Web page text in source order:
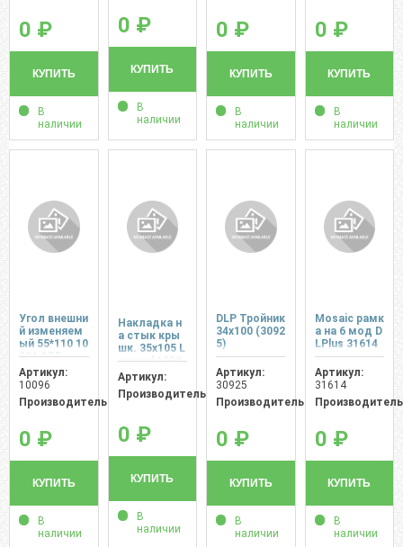
0 ₽
КУПИТЬ
В
наличии
0 ₽
КУПИТЬ
В
наличии
0 ₽
КУПИТЬ
В
наличии
0 ₽
КУПИТЬ
В
наличии
Угол внешни
й изменяем
ый 55*110 10
096 ABR
Артикул:
10096
Производитель:
0 ₽
КУПИТЬ
В
наличии
Накладка н
а стык кры
шк. 35х105 L
egrand 1080
2
Артикул:
Производитель:
0 ₽
КУПИТЬ
В
наличии
DLP Тройник
34x100 (3092
5)
Артикул:
30925
Производитель:
0 ₽
КУПИТЬ
В
наличии
Mosaic рамк
а на 6 мод D
LPlus 31614
Артикул:
31614
0 ₽
КУПИТЬ
В
наличии